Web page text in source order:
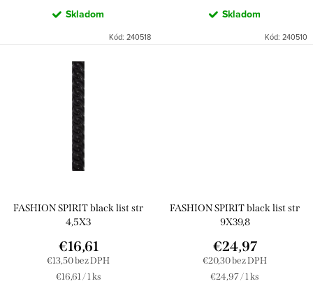
Skladom
Kód: 240518
Skladom
Kód: 240510
FASHION SPIRIT black list str
4,5X3
€13,50 bez DPH
€16,61
Jednotková
€16,61 / 1 ks
FASHION SPIRIT black list str
9X39,8
€20,30 bez DPH
€24,97
Jednotková
€24,97 / 1 ks